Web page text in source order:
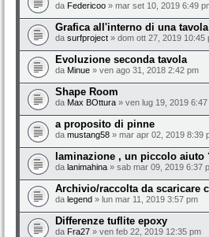
da Federicoo » mar set 10, 2019 6:49
Grafica all'interno di una tavola
da surfproject » dom ott 27, 2019 10:45
Evoluzione seconda tavola
da Minue » ven ago 31, 2018 2:42 pm
Shape Room
da Max BOttura » ven lug 19, 2019 6:47
a proposito di pinne
da mustang58 » mar apr 02, 2019 8:39
laminazione , un piccolo aiuto
da lanimahina » sab mar 09, 2019 6:37
Archivio/raccolta da scaricare
da legend » lun mar 11, 2019 3:57 pm
Differenze tuflite epoxy
da Fra27 » ven feb 22, 2019 12:35 pm